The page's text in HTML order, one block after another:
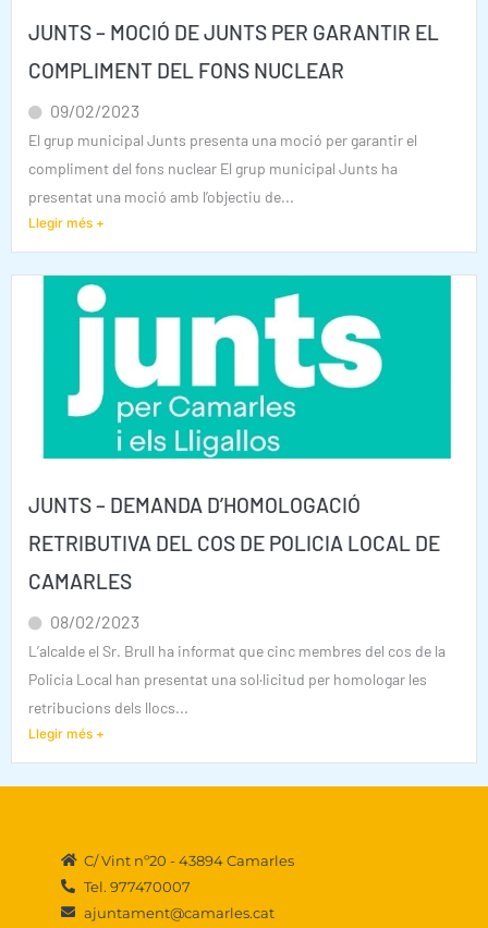
JUNTS – MOCIÓ DE JUNTS PER GARANTIR EL
COMPLIMENT DEL FONS NUCLEAR
09/02/2023
El grup municipal Junts presenta una moció per garantir el
compliment del fons nuclear El grup municipal Junts ha
presentat una moció amb l’objectiu de...
Llegir més +
JUNTS – DEMANDA D’HOMOLOGACIÓ
RETRIBUTIVA DEL COS DE POLICIA LOCAL DE
CAMARLES
08/02/2023
L’alcalde el Sr. Brull ha informat que cinc membres del cos de la
Policia Local han presentat una sol·licitud per homologar les
retribucions dels llocs...
Llegir més +
C/ Vint nº20 - 43894 Camarles
Tel. 977470007
ajuntament@camarles.cat